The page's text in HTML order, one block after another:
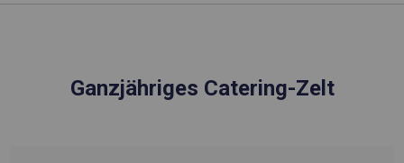
Ganzjähriges Catering-Zelt